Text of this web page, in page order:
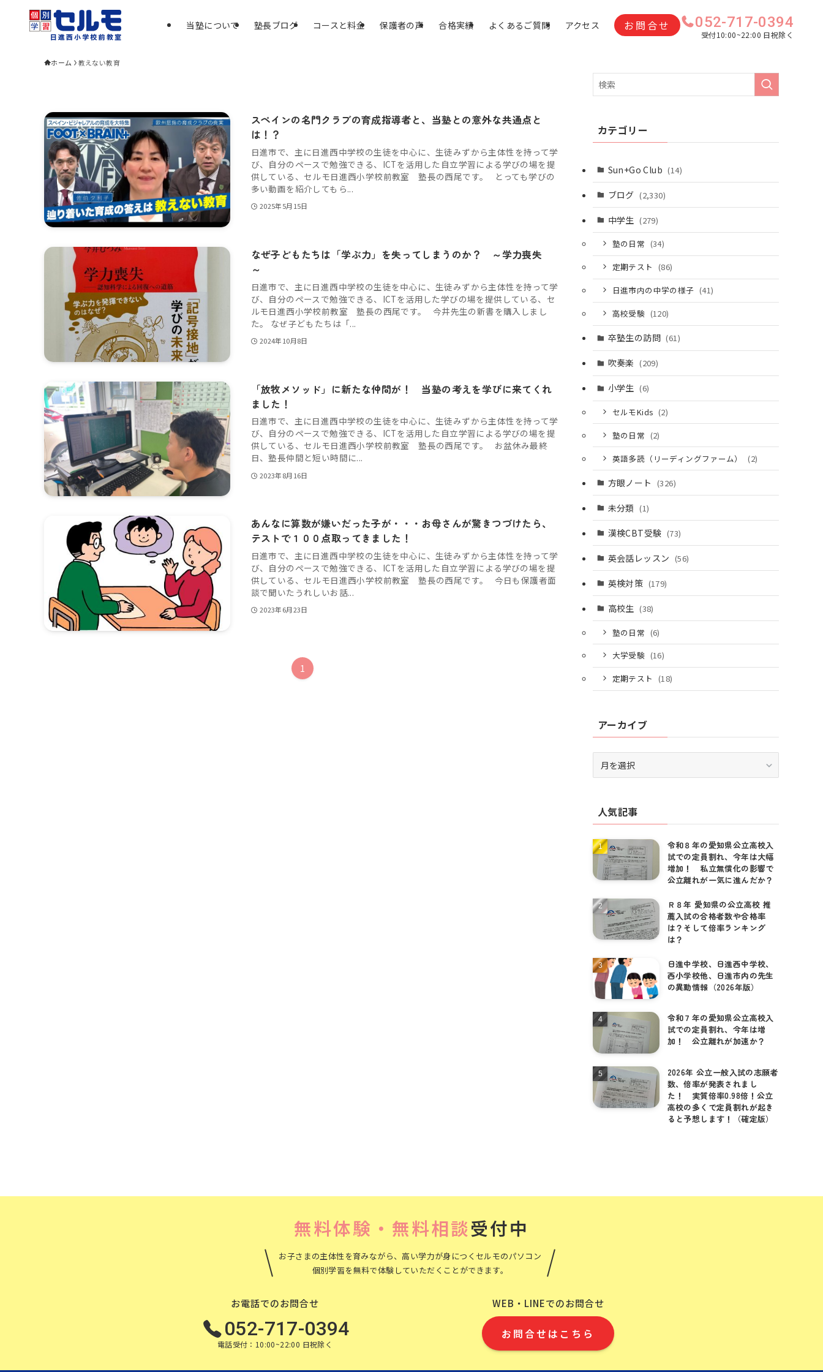
当塾について 塾長ブログ コースと料金 保護者の声 合格実績 よくあるご質問 アクセス お問合せ 052-717-0394
受付10:00~22:00 日祝除く
ホーム 教えない教育
スペインの名門クラブの育成指導者と、当塾との意外な共通点と
は！？
日進市で、主に日進西中学校の生徒を中心に、生徒みずから主体性を持って学
び、自分のペースで勉強できる、ICTを活用した自立学習による学びの場を提
供している、セルモ日進西小学校前教室 塾長の西尾です。 とっても学びの
多い動画を紹介してもら...
2025年5月15日
なぜ子どもたちは「学ぶ力」を失ってしまうのか？ ～学力喪失
～
日進市で、主に日進西中学校の生徒を中心に、生徒みずから主体性を持って学
び、自分のペースで勉強できる、ICTを活用した学びの場を提供している、セ
ルモ日進西小学校前教室 塾長の西尾です。 今井先生の新書を購入しまし
た。 なぜ子どもたちは「...
2024年10月8日
「放牧メソッド」に新たな仲間が！ 当塾の考えを学びに来てくれ
ました！
日進市で、主に日進西中学校の生徒を中心に、生徒みずから主体性を持って学
び、自分のペースで勉強できる、ICTを活用した自立学習による学びの場を提
供している、セルモ日進西小学校前教室 塾長の西尾です。 お盆休み最終
日、塾長仲間と短い時間に...
2023年8月16日
あんなに算数が嫌いだった子が・・・お母さんが驚きつづけたら、
テストで１００点取ってきました！
日進市で、主に日進西中学校の生徒を中心に、生徒みずから主体性を持って学
び、自分のペースで勉強できる、ICTを活用した自立学習による学びの場を提
供している、セルモ日進西小学校前教室 塾長の西尾です。 今日も保護者面
談で聞いたうれしいお話...
2023年6月23日
1
カテゴリー
Sun+Go Club (14)
ブログ (2,330)
中学生 (279)
塾の日常 (34)
定期テスト (86)
日進市内の中学の様子 (41)
高校受験 (120)
卒塾生の訪問 (61)
吹奏楽 (209)
小学生 (6)
セルモKids (2)
塾の日常 (2)
英語多読（リーディングファーム）
(2)
方眼ノート (326)
未分類 (1)
漢検CBT受験 (73)
英会話レッスン (56)
英検対策 (179)
高校生 (38)
塾の日常 (6)
大学受験 (16)
定期テスト (18)
アーカイブ
ー
ブ人気記事
令和８年の愛知県公立高校入
試での定員割れ、今年は大幅
増加！ 私立無償化の影響で
公立離れが一気に進んだか？
Ｒ８年 愛知県の公立高校 推
薦入試の合格者数や合格率
は？そして倍率ランキング
は？
日進中学校、日進西中学校、
西小学校他、日進市内の先生
の異動情報（2026年版）
令和７年の愛知県公立高校入
試での定員割れ、今年は増
加！ 公立離れが加速か？
2026年 公立一般入試の志願者
数、倍率が発表されまし
た！ 実質倍率0.98倍！公立
高校の多くで定員割れが起き
ると予想します！（確定版）
無料体験・無料相談受付中
お子さまの主体性を育みながら、高い学力が身につくセルモのパソコン
個別学習を無料で体験していただくことができます。
お電話でのお問合せ
052-717-0394
電話受付：10:00~22:00 日祝除く
WEB・LINEでのお問合せ
お問合せはこちら